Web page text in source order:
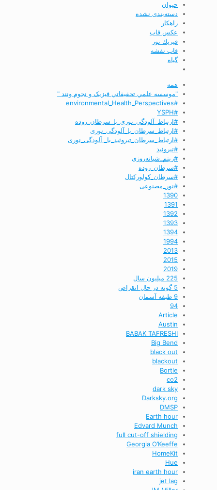
حیوان
دسته‌بندی نشده
راهکار
عکس قاب
فيزيك نور
قاب نقشه
گیاه
همه
"موسسه علمي تحقيقاتي فیزیک و نجوم ونند "
#environmental_Health_Perspectives
#YSPH
#ارتباط_آلودگی_نوری_با_سرطان_روده
#ارتباط_سرطان_با_آلودگی_نوری
#ارتباط_سرطان_تیروئید_با_ آلودگی_نوری
#تیروئید
#ریتم_شبانه‌روزی
#سرطان_روده
#سرطان_کولورکتال
#نور_مصنوعی
1390
1391
1392
1393
1394
1994
2013
2015
2019
225 میلیون سال
5 گونه در حال انقراض
9 طبقه آسمان
94
Article
Austin
BABAK TAFRESHI
Big Bend
black out
blackout
Bortle
co2
dark sky
Darksky.org
DMSP
Earth hour
Edvard Munch
full cut-off shielding
Georgia O’Keeffe
HomeKit
Hue
iran earth hour
jet lag